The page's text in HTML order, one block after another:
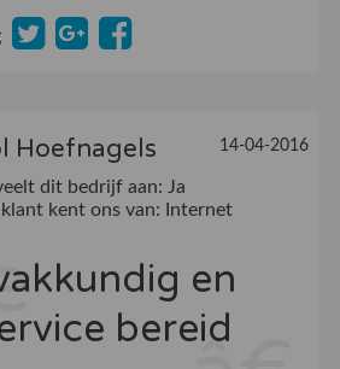
Hoefnagels 14-04-2016
dit bedrijf aan: Ja
klant kent ons van:
Internet
en
bereid